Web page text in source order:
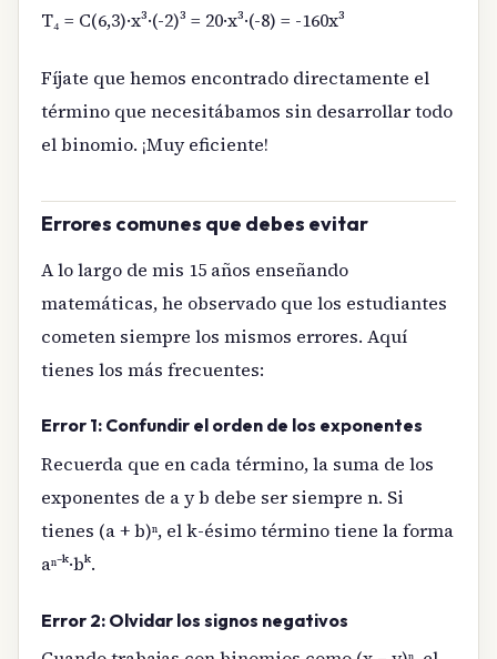
T₄ = C(6,3)·x³·(-2)³ = 20·x³·(-8) = -160x³
Fíjate que hemos encontrado directamente el
término que necesitábamos sin desarrollar todo
el binomio. ¡Muy eficiente!
Errores comunes que debes evitar
A lo largo de mis 15 años enseñando
matemáticas, he observado que los estudiantes
cometen siempre los mismos errores. Aquí
tienes los más frecuentes:
Error 1: Confundir el orden de los exponentes
Recuerda que en cada término, la suma de los
exponentes de a y b debe ser siempre n. Si
tienes (a + b)ⁿ, el k-ésimo término tiene la forma
aⁿ⁻ᵏ·bᵏ.
Error 2: Olvidar los signos negativos